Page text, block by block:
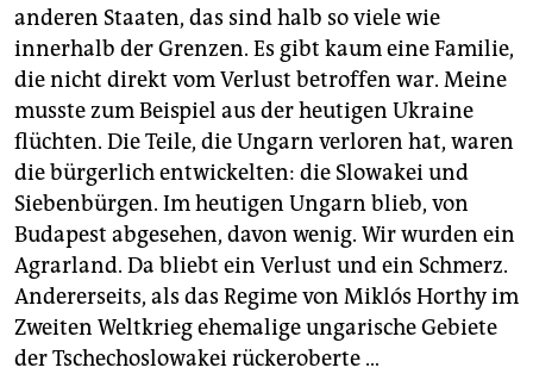
anderen Staaten, das sind halb so viele wie
innerhalb der Grenzen. Es gibt kaum eine Familie,
die nicht direkt vom Verlust betroffen war. Meine
musste zum Beispiel aus der heutigen Ukraine
flüchten. Die Teile, die Ungarn verloren hat, waren
die bürgerlich entwickelten: die Slowakei und
Siebenbürgen. Im heutigen Ungarn blieb, von
Budapest abgesehen, davon wenig. Wir wurden ein
Agrarland. Da bliebt ein Verlust und ein Schmerz.
Andererseits, als das Regime von Miklós Horthy im
Zweiten Weltkrieg ehemalige ungarische Gebiete
der Tschechoslowakei rückeroberte …